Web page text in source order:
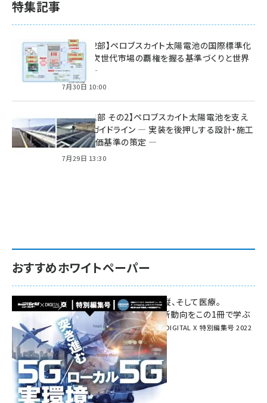
特集記事
特集【第2部】ペロブスカイト太陽電池の国際標準化
戦略 ― 次世代市場の覇権を握る基準づくりと世界
の動向 ―
7月30日 10:00
特集【第1部 その2】ペロブスカイト太陽電池を支え
る2つのガイドライン ― 実装を後押しする設計・施工
方針と評価基準の策定 ―
7月29日 13:30
おすすめホワイトペーパー
環境対策、建機の遠隔操縦、そして医療。
次世代通信規格「5G」最新動向をこの1冊で学ぶ
SmartGrid ニューズレター × DIGITAL X 特別編集号 2022
Summer